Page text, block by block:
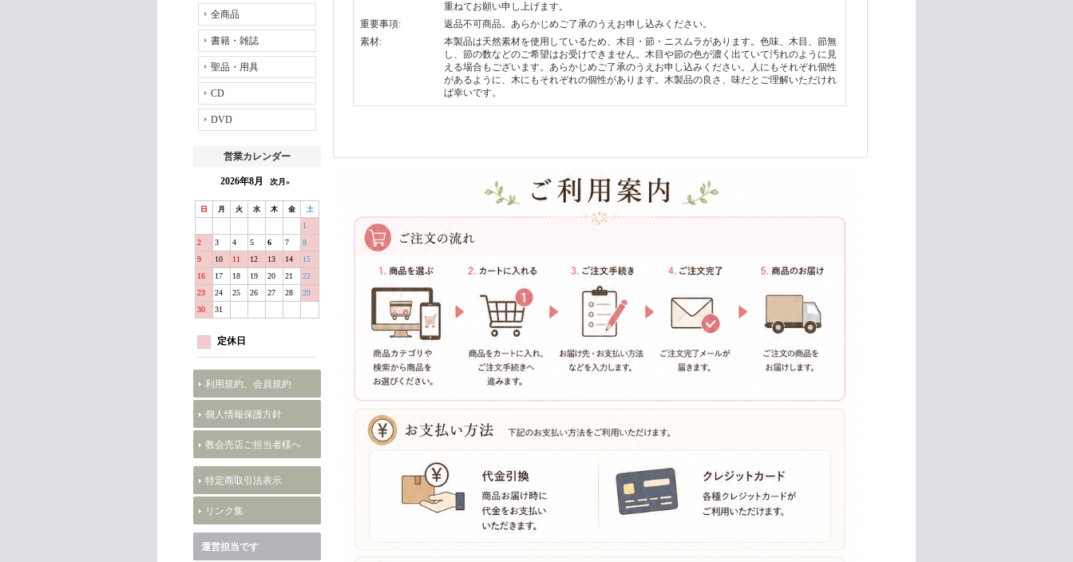
全商品
書籍・雑誌
聖品・用具
CD
DVD
営業カレンダー
2026年8月 次月»
日 月 火 水 木 金 土
1
2
3 4 5 6 7
8
9
10 11 12 13 14
15
16
17 18 19 20 21
22
23
24 25 26 27 28
29
30
31
定休日
利用規約、会員規約
個人情報保護方針
教会売店ご担当者様へ
特定商取引法表示
リンク集
運営担当です
重ねてお願い申し上げます。
重要事項:
返品不可商品。あらかじめご了承のうえお申し込みください。
素材:
本製品は天然素材を使用しているため、木目・節・ニスムラがあります。色味、木目、節無
し、節の数などのご希望はお受けできません。木目や節の色が濃く出ていて汚れのように見
える場合もございます。あらかじめご了承のうえお申し込みください。人にもそれぞれ個性
があるように、木にもそれぞれの個性があります。木製品の良さ、味だとご理解いただけれ
ば幸いです。